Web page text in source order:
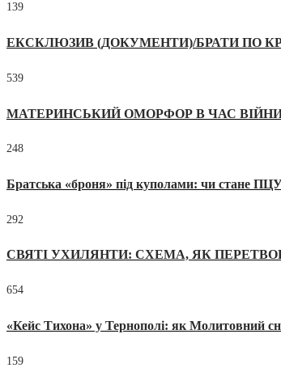
139
ЕКСКЛЮЗИВ (ДОКУМЕНТИ)/БРАТИ ПО
539
МАТЕРИНСЬКИЙ ОМОРФОР В ЧАС ВІЙНИ
248
Братська «броня» під куполами: чи стане
292
СВЯТІ УХИЛЯНТИ: СХЕМА, ЯК
654
«Кейс Тихона» у Тернополі: як Молитовний
159